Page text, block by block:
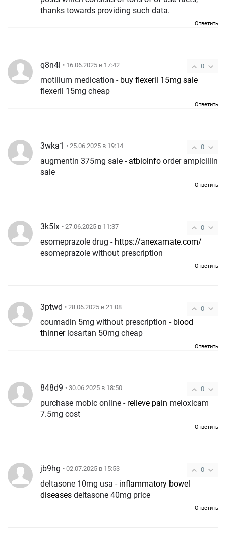
thanks towards providing such data.
Ответить
0
q8n4l • 16.06.2025 в 17:42
motilium medication - buy flexeril 15mg sale
flexeril 15mg cheap
Ответить
0
3wka1 • 25.06.2025 в 19:14
augmentin 375mg sale - atbioinfo order ampicillin
sale
Ответить
0
3k5lx • 27.06.2025 в 11:37
esomeprazole drug - https://anexamate.com/
esomeprazole without prescription
Ответить
0
3ptwd • 28.06.2025 в 21:08
coumadin 5mg without prescription - blood
thinner losartan 50mg cheap
Ответить
0
848d9 • 30.06.2025 в 18:50
purchase mobic online - relieve pain
7.5mg cost
Ответить
0
jb9hg • 02.07.2025 в 15:53
deltasone 10mg usa - inflammatory bowel
diseases deltasone 40mg price
Ответить